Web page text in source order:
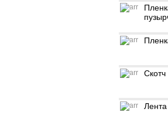
Скотч
Лента